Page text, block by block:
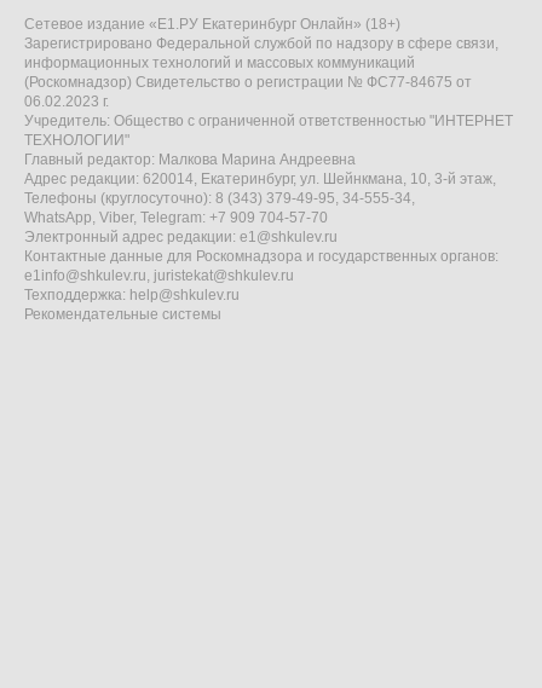
Сетевое издание «Е1.РУ Екатеринбург Онлайн» (18+)
Зарегистрировано Федеральной службой по надзору в сфере связи,
информационных технологий и массовых коммуникаций
(Роскомнадзор) Свидетельство о регистрации № ФС77-84675 от
06.02.2023 г.
Учредитель: Общество с ограниченной ответственностью "ИНТЕРНЕТ
ТЕХНОЛОГИИ"
Главный редактор: Малкова Марина Андреевна
Адрес редакции: 620014, Екатеринбург, ул. Шейнкмана, 10, 3-й этаж,
Телефоны (круглосуточно): 8 (343) 379-49-95, 34-555-34,
WhatsApp, Viber, Telegram: +7 909 704-57-70
Электронный адрес редакции: e1@shkulev.ru
Контактные данные для Роскомнадзора и государственных органов:
e1info@shkulev.ru, juristekat@shkulev.ru
Техподдержка: help@shkulev.ru
Рекомендательные системы